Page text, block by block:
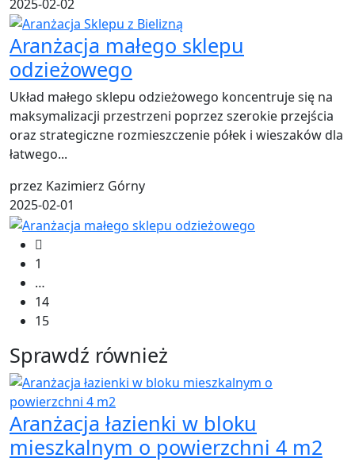
2025-02-02
Aranżacja małego sklepu
odzieżowego
Układ małego sklepu odzieżowego koncentruje się na
maksymalizacji przestrzeni poprzez szerokie przejścia
oraz strategiczne rozmieszczenie półek i wieszaków dla
łatwego...
przez Kazimierz Górny
2025-02-01
1
…
14
15
Sprawdź również
Aranżacja łazienki w bloku
mieszkalnym o powierzchni 4 m2